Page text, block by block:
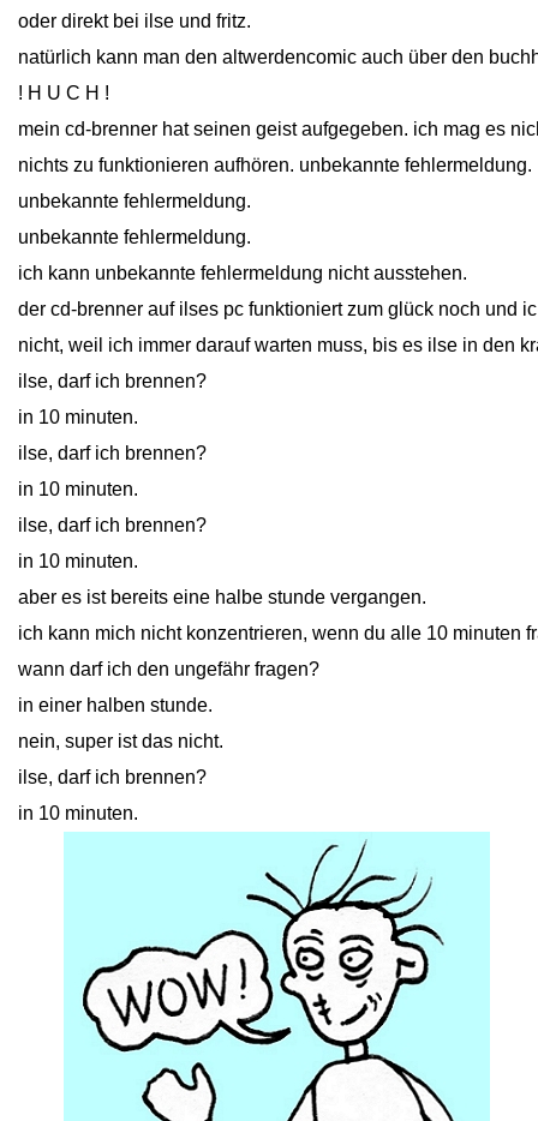
oder direkt bei ilse und fritz.
natürlich kann man den altwerdencomic auch über den
! H U C H !
mein cd-brenner hat seinen geist aufgegeben. ich mag es
nichts zu funktionieren aufhören. unbekannte
unbekannte fehlermeldung.
unbekannte fehlermeldung.
ich kann unbekannte fehlermeldung nicht ausstehen.
der cd-brenner auf ilses pc funktioniert zum glück noch und
nicht, weil ich immer darauf warten muss, bis es ilse in den
ilse, darf ich brennen?
in 10 minuten.
ilse, darf ich brennen?
in 10 minuten.
ilse, darf ich brennen?
in 10 minuten.
aber es ist bereits eine halbe stunde vergangen.
ich kann mich nicht konzentrieren, wenn du alle 10 minuten
wann darf ich den ungefähr fragen?
in einer halben stunde.
nein, super ist das nicht.
ilse, darf ich brennen?
in 10 minuten.